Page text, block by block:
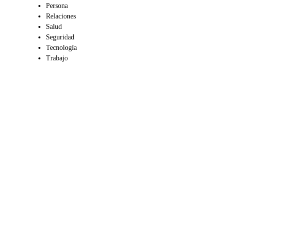
Persona
Relaciones
Salud
Seguridad
Tecnología
Trabajo